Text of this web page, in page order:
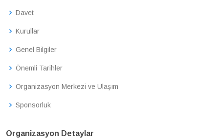
Davet
Kurullar
Genel Bilgiler
Önemli Tarihler
Organizasyon Merkezi ve Ulaşım
Sponsorluk
Organizasyon Detaylar